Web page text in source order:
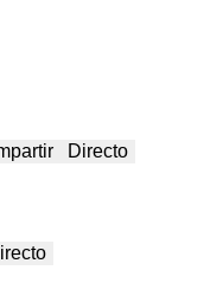
Directo